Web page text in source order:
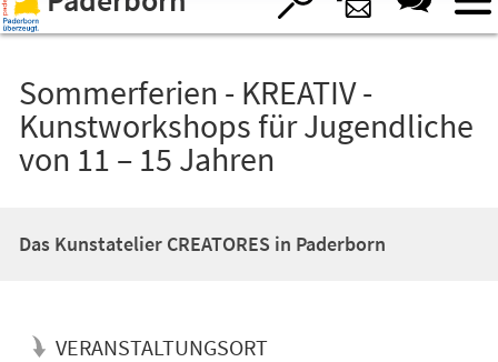
öffnen.
Sommerferien - KREATIV -
Kunstworkshops für Jugendliche
von 11 – 15 Jahren
Das Kunstatelier CREATORES in Paderborn
VERANSTALTUNGSORT